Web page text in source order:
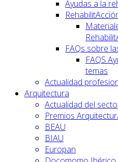
Ayudas a la
FAQs sobre
FAQS
temas
Actualidad
Arquitectura
Actualidad del
Premios
BEAU
BIAU
Europan